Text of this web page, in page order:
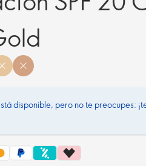
disponible, pero no te preocupes: